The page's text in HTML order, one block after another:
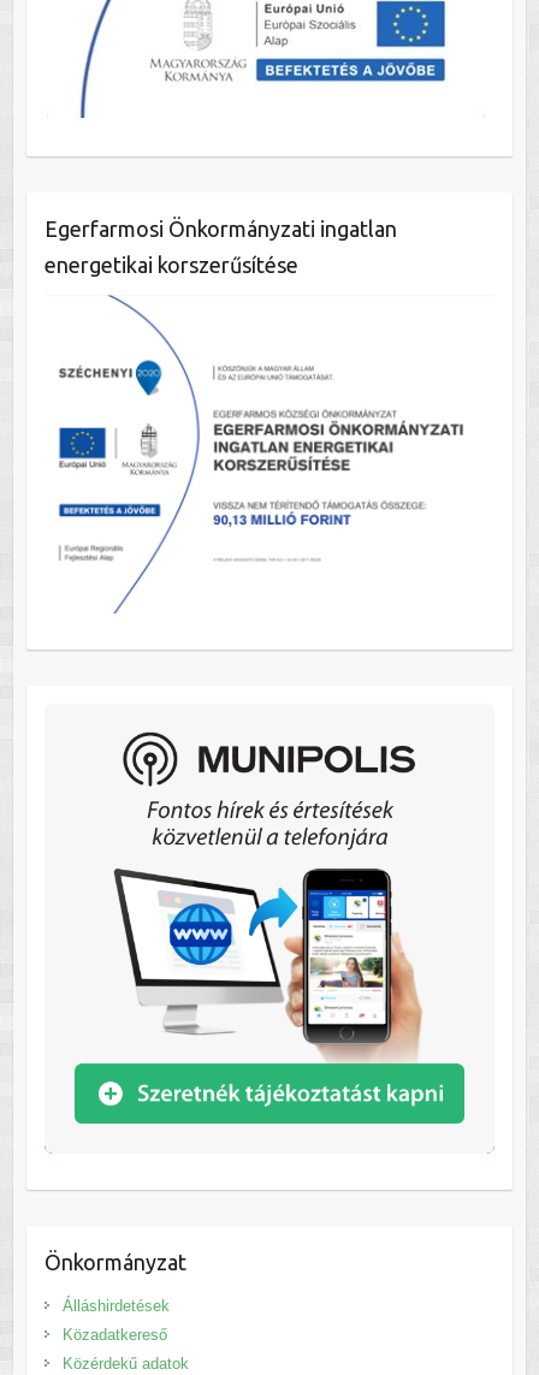
Egerfarmosi Önkormányzati ingatlan
energetikai korszerűsítése
Önkormányzat
Álláshirdetések
Közadatkereső
Közérdekű adatok